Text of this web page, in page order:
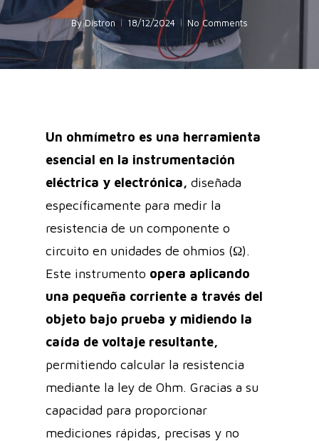
By Distron 18/12/2024 No Comments
Un ohmímetro es una herramienta
esencial en la instrumentación
eléctrica y electrónica, diseñada
específicamente para medir la
resistencia de un componente o
circuito en unidades de ohmios (Ω).
Este instrumento opera aplicando
una pequeña corriente a través del
objeto bajo prueba y midiendo la
caída de voltaje resultante,
permitiendo calcular la resistencia
mediante la ley de Ohm. Gracias a su
capacidad para proporcionar
mediciones rápidas, precisas y no